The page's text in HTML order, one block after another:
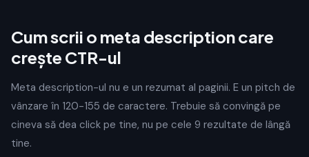
Cum scrii o meta description care
crește CTR-ul
Meta description-ul nu e un rezumat al paginii. E un pitch de
vânzare în 120-155 de caractere. Trebuie să convingă pe
cineva să dea click pe tine, nu pe cele 9 rezultate de lângă
tine.